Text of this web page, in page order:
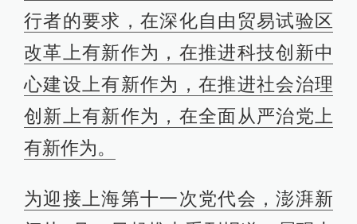
行者的要求，在深化自由贸易试验区
改革上有新作为，在推进科技创新中
心建设上有新作为，在推进社会治理
创新上有新作为，在全面从严治党上
有新作为。
为迎接上海第十一次党代会，澎湃新